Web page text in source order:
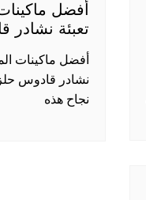
أفضل
تعبئة نشادر
أفضل ماكينات
نشادر قادوس
نجاح هذه